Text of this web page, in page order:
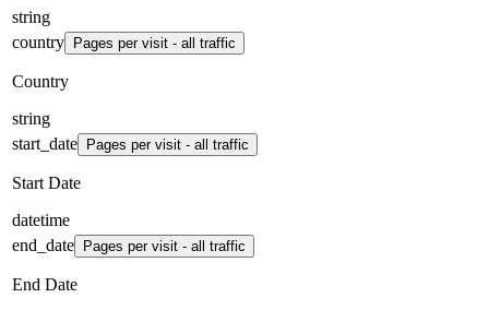
string
country
Pages per visit - all traffic
Country
string
start_date
Pages per visit - all traffic
Start Date
datetime
end_date
Pages per visit - all traffic
End Date